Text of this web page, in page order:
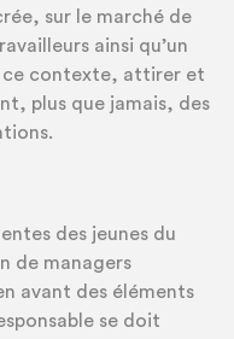
sur le marché de
ainsi qu’un
ce contexte, attirer et
plus que jamais, des
des jeunes du
de managers
avant des éléments
se doit